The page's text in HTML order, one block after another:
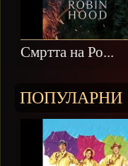
Смртта на Ро...
ПОПУЛАРНИ